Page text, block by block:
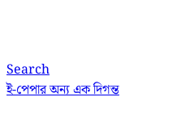
Search
ই-পেপারঅন্য এক দিগন্ত